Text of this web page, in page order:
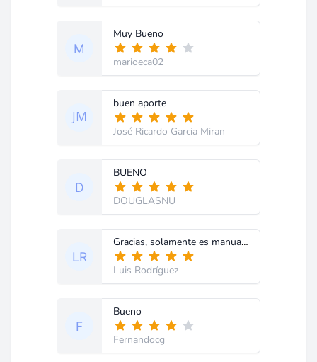
Muy Bueno
marioeca02
buen aporte
José Ricardo Garcia Miran
BUENO
DOUGLASNU
Gracias, solamente es manual de usuario
Luis Rodríguez
Bueno
Fernandocg